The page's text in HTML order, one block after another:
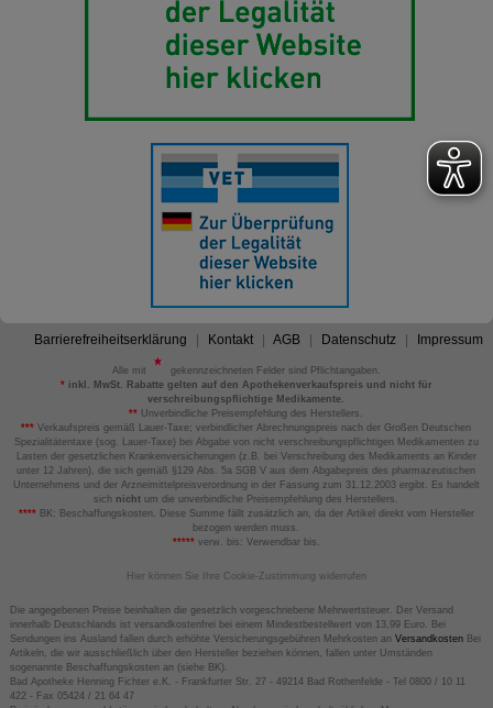
Barrierefreiheitserklärung Kontakt AGB Datenschutz Impressum
Alle mit
gekennzeichneten Felder sind Pflichtangaben.
*inkl. MwSt. Rabatte gelten auf den Apothekenverkaufspreis und nicht für
verschreibungspflichtige Medikamente.
** Unverbindliche Preisempfehlung des Herstellers.
*** Verkaufspreis gemäß Lauer-Taxe; verbindlicher Abrechnungspreis nach der Großen Deutschen
Spezialitätentaxe (sog. Lauer-Taxe) bei Abgabe von nicht verschreibungspflichtigen Medikamenten zu
Lasten der gesetzlichen Krankenversicherungen (z.B. bei Verschreibung des Medikaments an Kinder
unter 12 Jahren), die sich gemäß §129 Abs. 5a SGB V aus dem Abgabepreis des pharmazeutischen
Unternehmens und der Arzneimittelpreisverordnung in der Fassung zum 31.12.2003 ergibt. Es handelt
sich nicht um die unverbindliche Preisempfehlung des Herstellers.
****BK: Beschaffungskosten. Diese Summe fällt zusätzlich an, da der Artikel direkt vom Hersteller
bezogen werden muss.
*****verw. bis: Verwendbar bis.
Hier können Sie Ihre Cookie-Zustimmung widerrufen
Die angegebenen Preise beinhalten die gesetzlich vorgeschriebene Mehrwertsteuer. Der Versand
innerhalb Deutschlands ist versandkostenfrei bei einem Mindestbestellwert von 13,99 Euro. Bei
Sendungen ins Ausland fallen durch erhöhte Versicherungsgebühren Mehrkosten an VersandkostenBei
Artikeln, die wir ausschließlich über den Hersteller beziehen können, fallen unter Umständen
sogenannte Beschaffungskosten an (siehe BK).
Bad Apotheke Henning Fichter e.K. - Frankfurter Str. 27 - 49214 Bad Rothenfelde - Tel 0800 / 10 11
422 - Fax 05424 / 21 64 47